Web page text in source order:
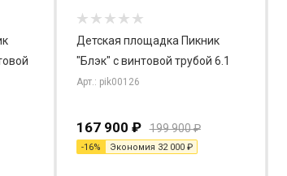
Детская площадка Пикник
"Блэк" с винтовой трубой 6.1
Арт.: pik00126
167 900 ₽ 199 900₽
-16% Экономия 32 000₽